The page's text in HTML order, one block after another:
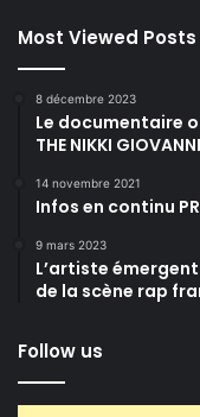
Most Viewed Posts
8 décembre 2023
Le documentaire
THE NIKKI
14 novembre 2021
Infos en continu PR
9 mars 2023
L’artiste émergent
de la scène rap
Follow us